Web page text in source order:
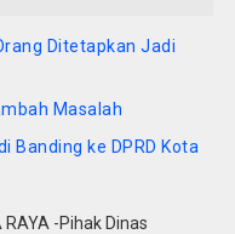
Ditetapkan Jadi
Masalah
Banding ke DPRD Kota
RAYA -Pihak Dinas